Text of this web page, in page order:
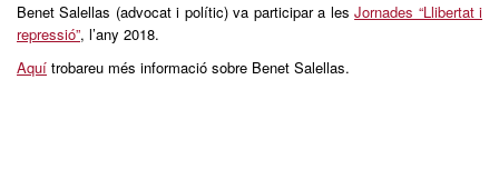
Benet Salellas (advocat i polític) va participar a lesJornades “Llibertat i
repressió”, l’any 2018.
Aquí trobareu més informació sobre Benet Salellas.